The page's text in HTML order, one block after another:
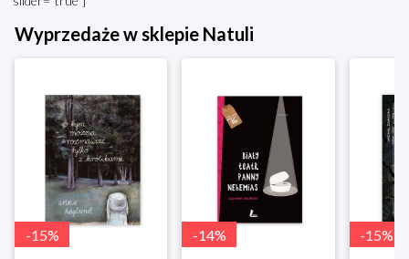
Wyprzedaże w sklepie Natuli
-15% -14% -15%